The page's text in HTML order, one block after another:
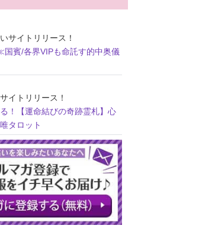
サイトリリース！
賓/各界VIPも命託す的中奥儀
イトリリース！
！【運命結びの奇跡霊札】心
タロット